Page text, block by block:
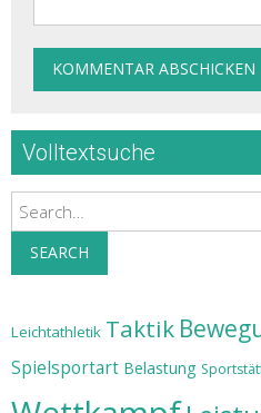
Volltextsuche
Search
SEARCH
Leichtathletik Taktik
Spielsportart Belastung